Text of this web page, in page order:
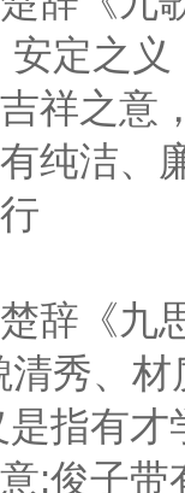
安定之
祥之意
纯洁、
《九思
清秀、
指有
;俊子带